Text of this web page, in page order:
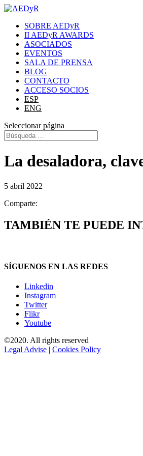
SOBRE AEDyR
II AEDyR AWARDS
ASOCIADOS
EVENTOS
SALA DE PRENSA
BLOG
CONTACTO
ACCESO SOCIOS
ESP
ENG
Seleccionar página
La desaladora,
5 abril 2022
Comparte:
TAMBIÉN TE PUEDE
SÍGUENOS EN LAS REDES
Linkedin
Instagram
Twitter
Flikr
Youtube
©2020. All rights reserved
Legal Advise | Cookies Policy